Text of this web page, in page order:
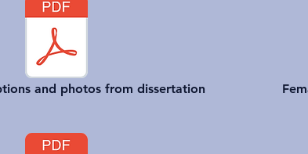
and photos from dissertation